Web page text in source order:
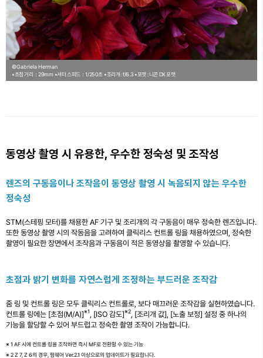
©Gabriela Herman
•초점 거리：29mm •셔터 스피드：1/250초 •조리개 : f/6.3 •포맷 : 니콘 DX 포맷
동영상 촬영 시 유용한, 우수한 정숙성 및 조작성
렌즈의 구동음이나 조작음이 동영상 촬영 시 녹음되지 않는 우수한
정숙성
STM(스테핑 모터)를 채용한 AF 기구 및 조리개의 각 구동음이 매우 정숙한 렌즈입니다.
또한 동영상 촬영 시의 작동음을 고려하여 클릭리스 컨트롤 링을 채용하였으며, 정숙한
촬영이 필요한 장면에서 조작음과 구동음이 적은 동영상을 촬영할 수 있습니다.
초점과 밝기 변화를 자연스럽게 조정하는 부드러운 조작감
줌 링 및 컨트롤 링은 모두 클릭리스 컨트롤로, 보다 매끄러운 조작감을 실현하였습니다.
컨트롤 링에는 [초점(M/A)]※1 , [ISO 감도]※2
, [조리개 값], [노출 보정] 설정 중 하나의
기능을 할당할 수 있어 부드럽고 정숙한 촬영 조작이 가능합니다.
※ 1 AF 시에 컨트롤 링을 조작하면 즉시 MF로 전환할 수 있는 기능
※ 2 Z 7, Z 6의 경우, 펌웨어 Ver.2.1 이상으로의 업데이트가 필요합니다.